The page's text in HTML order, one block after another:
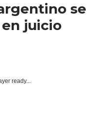
se
juicio
ready...